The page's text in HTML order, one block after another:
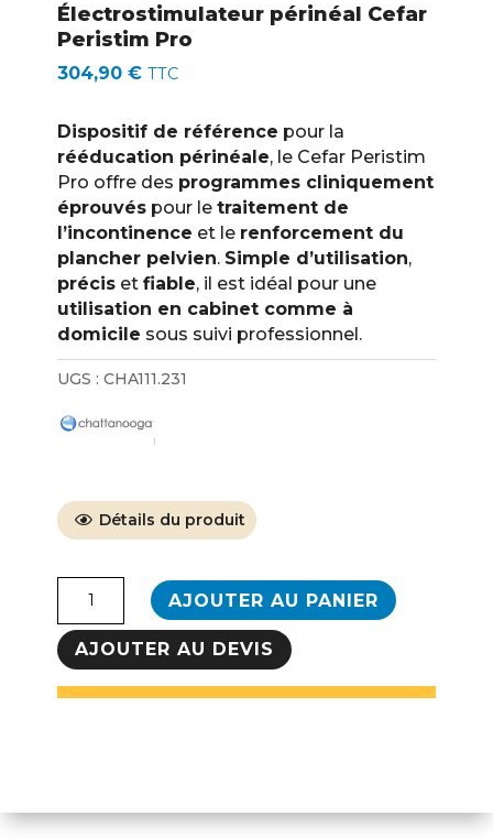
Électrostimulateur périnéal Cefar
Peristim Pro
304,90€ TTC
Dispositif de référence pour la
rééducation périnéale, le Cefar Peristim
Pro offre des programmes cliniquement
éprouvés pour letraitement de
l’incontinence et le renforcement du
plancher pelvien. Simple d’utilisation,
précis etfiable, il est idéal pour une
utilisation en cabinet comme à
domicile sous suivi professionnel.
UGS :CHA111.231
Détails du produit
Électrostimulateur
périnéal
Cefar
AJOUTER AU PANIER
AJOUTER AU DEVIS